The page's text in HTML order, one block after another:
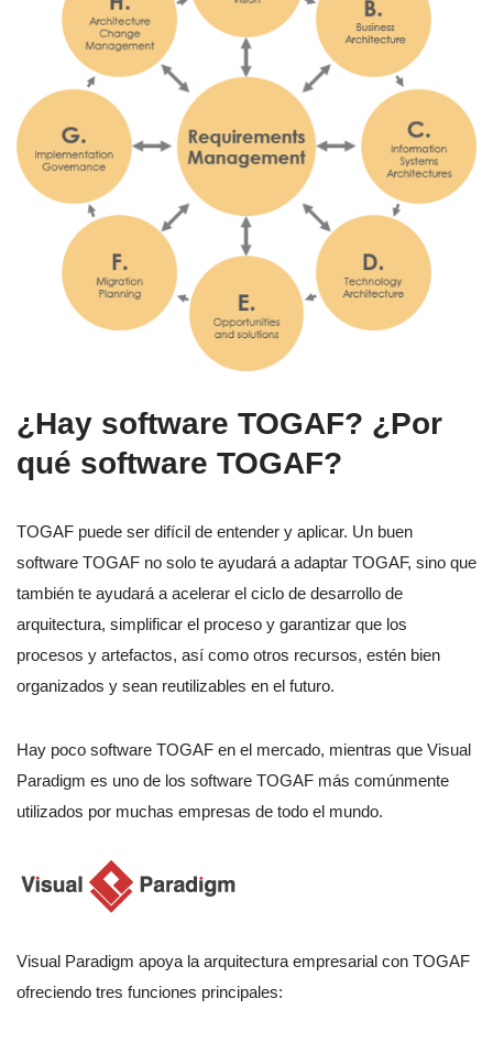
¿Hay software TOGAF? ¿Por
qué software TOGAF?
TOGAF puede ser difícil de entender y aplicar. Un buen
software TOGAF no solo te ayudará a adaptar TOGAF, sino que
también te ayudará a acelerar el ciclo de desarrollo de
arquitectura, simplificar el proceso y garantizar que los
procesos y artefactos, así como otros recursos, estén bien
organizados y sean reutilizables en el futuro.
Hay poco software TOGAF en el mercado, mientras que Visual
Paradigm es uno de los software TOGAF más comúnmente
utilizados por muchas empresas de todo el mundo.
Visual Paradigm apoya la arquitectura empresarial con TOGAF
ofreciendo tres funciones principales: